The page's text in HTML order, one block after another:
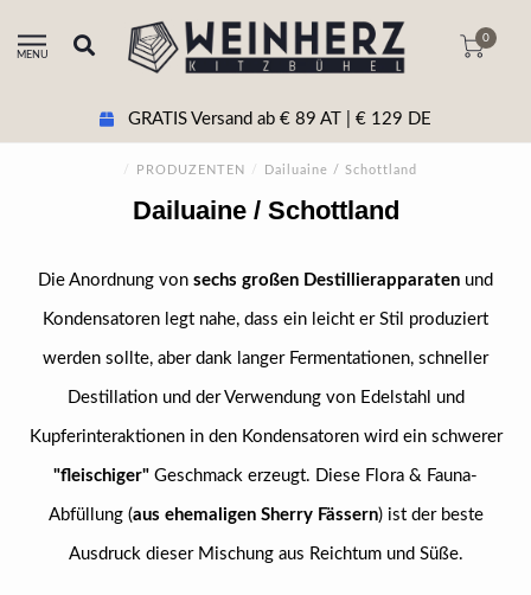
MENU
0
GRATIS Versand ab € 89 AT | € 129 DE
/ PRODUZENTEN / Dailuaine / Schottland
Dailuaine / Schottland
Die Anordnung von sechs großen Destillierapparaten und
Kondensatoren legt nahe, dass ein leicht er Stil produziert
werden sollte, aber dank langer Fermentationen, schneller
Destillation und der Verwendung von Edelstahl und
Kupferinteraktionen in den Kondensatoren wird ein schwerer
"fleischiger" Geschmack erzeugt. Diese Flora & Fauna-
Abfüllung (aus ehemaligen Sherry Fässern) ist der beste
Ausdruck dieser Mischung aus Reichtum und Süße.